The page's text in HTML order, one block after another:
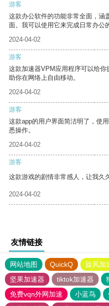
游客
这款办公软件的功能非常全面，涵
面。我可以使用它来完成日常办公
2024-04-02
游客
这款加速器VPM应用程序可以给
助你在网络上自由移动。
2024-04-02
游客
这款app的用户界面简洁明了，使
悉操作。
2024-04-02
游客
这款游戏的剧情非常感人，让我久
2024-04-02
友情链接
网站地图 QuickQ 旋风加
坚果加速器
tiktok加速器
免费vqn外网加速
小蓝鸟